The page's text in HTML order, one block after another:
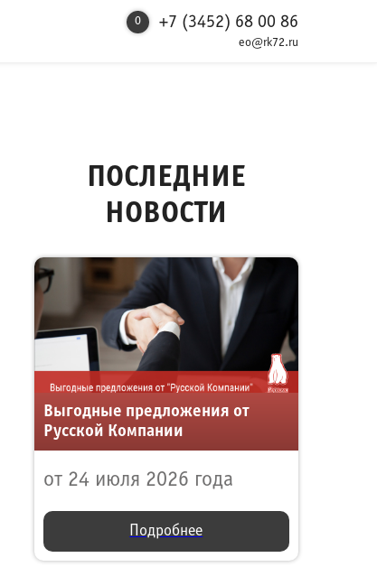
0 +7 (3452) 68 00 86
eo@rk72.ru
ПОСЛЕДНИЕ
НОВОСТИ
Выгодные предложения от
Русской Компании
от 24 июля 2026 года
Подробнее